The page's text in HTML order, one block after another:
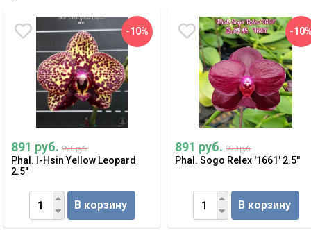
-10%
891 руб. 990 руб.
Phal. I-Hsin Yellow Leopard
2.5''
В корзину
-
891 руб. 990 руб.
Phal. Sogo Relex '1661' 2.5''
В корзину